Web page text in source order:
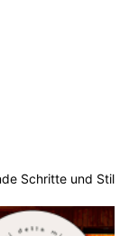
Schritte und Stil